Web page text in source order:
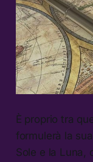
È proprio tra
formulerà la
Sole e la Luna,